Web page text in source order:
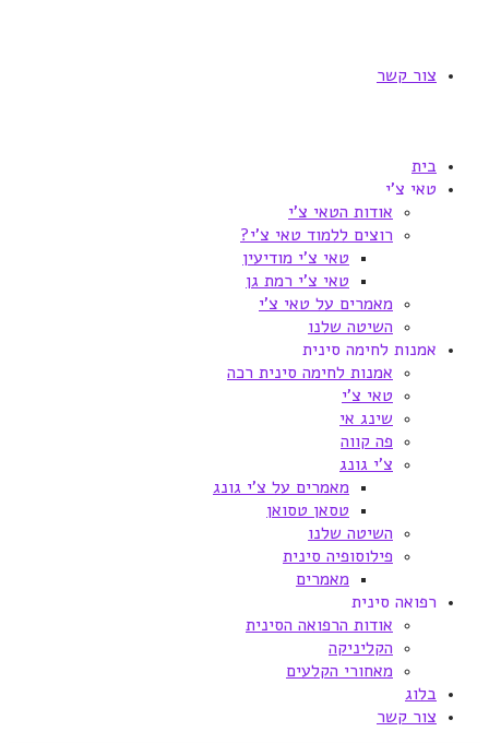
צור קשר
בית
טאי צ'י
אודות הטאי צ'י
רוצים ללמוד טאי צ'י?
טאי צ'י מודיעין
טאי צ'י רמת גן
מאמרים על טאי צ'י
השיטה שלנו
אמנות לחימה סינית
אמנות לחימה סינית רכה
טאי צ'י
שינג אי
פה קווה
צ'י גונג
מאמרים על צ'י גונג
טסאן טסואן
השיטה שלנו
פילוסופיה סינית
מאמרים
רפואה סינית
אודות הרפואה הסינית
הקליניקה
מאחורי הקלעים
בלוג
צור קשר